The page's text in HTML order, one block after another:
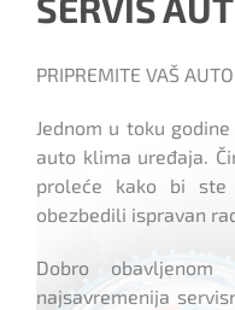
SERVIS
PRIPREMITE VAŠ
Jednom u toku
auto klima uređaja.
proleće kako bi ste
obezbedili ispravan
Dobro
najsavremenija